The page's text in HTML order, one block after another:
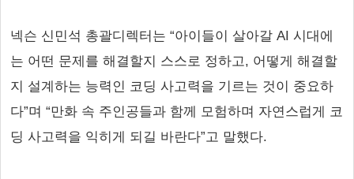
넥슨 신민석 총괄디렉터는 “아이들이 살아갈 AI 시대에
는 어떤 문제를 해결할지 스스로 정하고, 어떻게 해결할
지 설계하는 능력인 코딩 사고력을 기르는 것이 중요하
다”며 “만화 속 주인공들과 함께 모험하며 자연스럽게 코
딩 사고력을 익히게 되길 바란다”고 말했다.